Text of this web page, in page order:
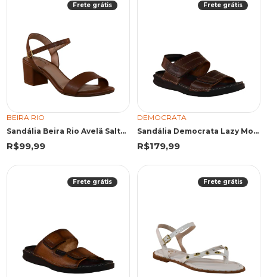
Frete grátis
BEIRA RIO
Sandália Beira Rio Avelã Salto Bloco
R$99,99
Frete grátis
DEMOCRATA
Sandália Democrata Lazy Mouro
R$179,99
Frete grátis Frete grátis